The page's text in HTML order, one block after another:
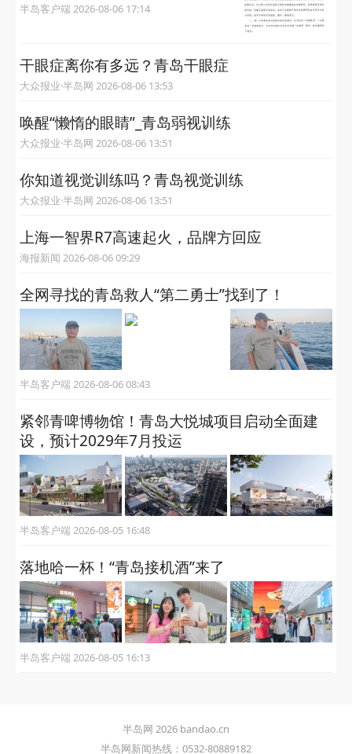
半岛客户端 2026-08-06 17:14
干眼症离你有多远？青岛干眼症
大众报业·半岛网 2026-08-06 13:53
唤醒“懒惰的眼睛”_青岛弱视训练
大众报业·半岛网 2026-08-06 13:51
你知道视觉训练吗？青岛视觉训练
大众报业·半岛网 2026-08-06 13:51
上海一智界R7高速起火，品牌方回应
海报新闻 2026-08-06 09:29
全网寻找的青岛救人“第二勇士”找到了！
半岛客户端 2026-08-06 08:43
紧邻青啤博物馆！青岛大悦城项目启动全面建
设，预计2029年7月投运
半岛客户端 2026-08-05 16:48
落地哈一杯！“青岛接机酒”来了
半岛客户端 2026-08-05 16:13
半岛网 2026 bandao.cn
半岛网新闻热线：0532-80889182